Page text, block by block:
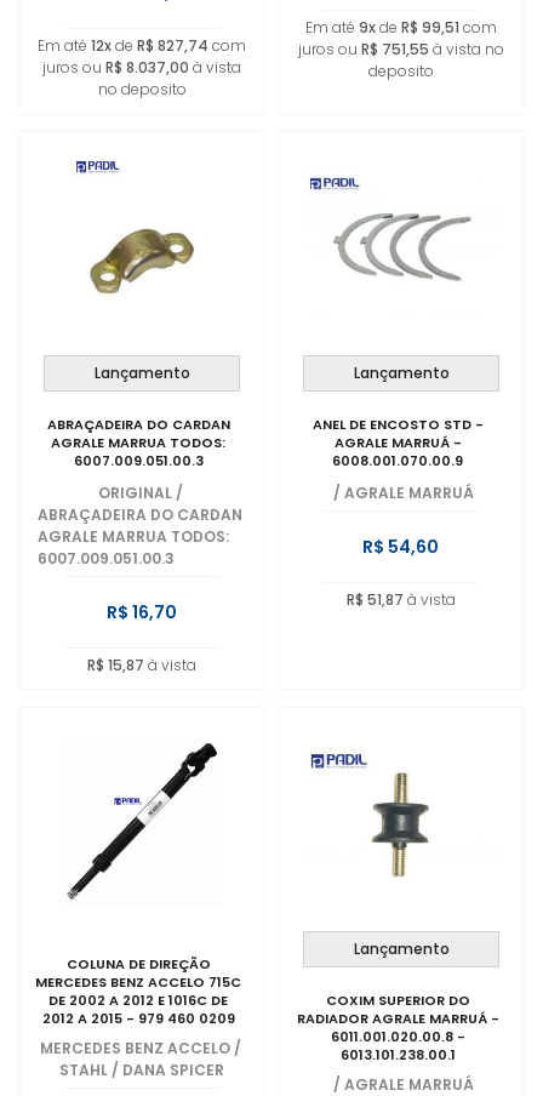
Em até 12xde R$ 827,74 com
juros ou R$ 8.037,00 à vista
no deposito
Em até 9xde R$ 99,51 com
juros ou R$ 751,55 à vista no
deposito
Lançamento
ABRAÇADEIRA DO CARDAN
AGRALE MARRUA TODOS:
6007.009.051.00.3
ORIGINAL /
ABRAÇADEIRA DO CARDAN
AGRALE MARRUA TODOS:
6007.009.051.00.3
R$ 16,70
R$ 15,87 à vista
Lançamento
ANEL DE ENCOSTO STD -
AGRALE MARRUÁ -
6008.001.070.00.9
/ AGRALE MARRUÁ
R$ 54,60
R$ 51,87 à vista
COLUNA DE DIREÇÃO
MERCEDES BENZ ACCELO 715C
DE 2002 A 2012 E 1016C DE
2012 A 2015 - 979 460 0209
MERCEDES BENZ ACCELO /
STAHL / DANA SPICER
Lançamento
COXIM SUPERIOR DO
RADIADOR AGRALE MARRUÁ -
6011.001.020.00.8 -
6013.101.238.00.1
/ AGRALE MARRUÁ